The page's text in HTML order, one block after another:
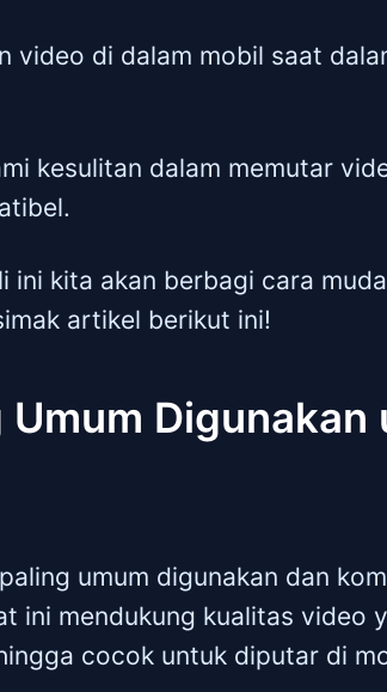
video di dalam mobil saat
kesulitan dalam memutar
ini kita akan berbagi cara
artikel berikut ini!
Digunakan
umum digunakan dan
ini mendukung kualitas video
cocok untuk diputar di